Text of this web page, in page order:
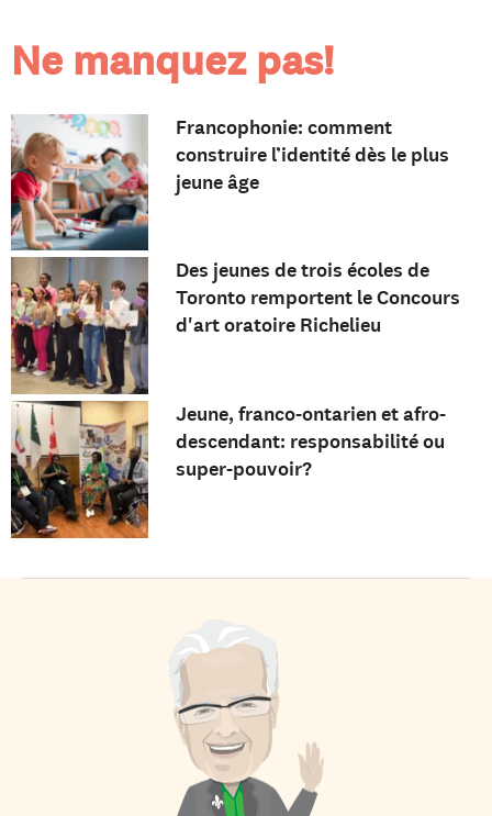
Ne manquez pas!
Francophonie: comment
construire l’identité dès le plus
jeune âge
Des jeunes de trois écoles de
Toronto remportent le Concours
d'art oratoire Richelieu
Jeune, franco-ontarien et afro-
descendant: responsabilité ou
super-pouvoir?